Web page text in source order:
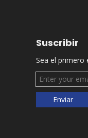
Suscribir
Sea el primero
Enviar